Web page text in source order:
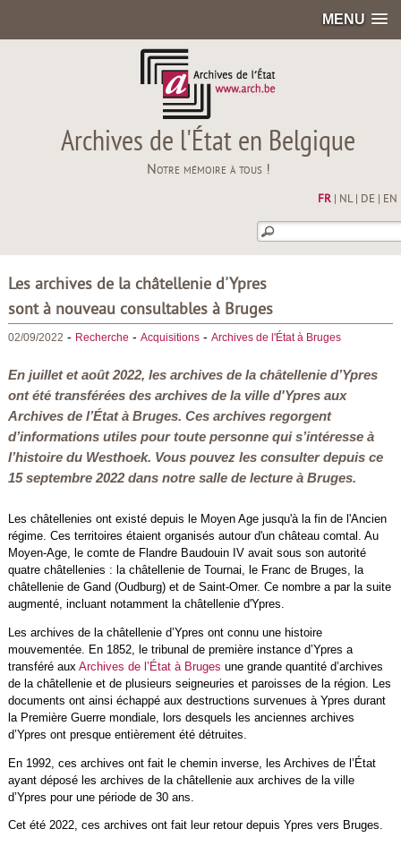
MENU
Archives de l'État en Belgique
Notre mémoire à tous !
FR| NL| DE EN
Les archives de la châtellenie d'Ypres
sont à nouveau consultables à Bruges
02/09/2022 - Recherche - Acquisitions- Archives de l'État à Bruges
En juillet et août 2022, les archives de la châtellenie d’Ypres
ont été transférées des archives de la ville d'Ypres aux
Archives de l’État à Bruges. Ces archives regorgent
d’informations utiles pour toute personne qui s’intéresse à
l’histoire du Westhoek. Vous pouvez les consulter depuis ce
15 septembre 2022 dans notre salle de lecture à Bruges.
Les châtellenies ont existé depuis le Moyen Age jusqu'à la fin de l'Ancien
régime. Ces territoires étaient organisés autour d'un château comtal. Au
Moyen-Age, le comte de Flandre Baudouin IV avait sous son autorité
quatre châtellenies : la châtellenie de Tournai, le Franc de Bruges, la
châtellenie de Gand (Oudburg) et de Saint-Omer. Ce nombre a par la suite
augmenté, incluant notamment la châtellenie d'Ypres.
Les archives de la châtellenie d’Ypres ont connu une histoire
mouvementée. En 1852, le tribunal de première instance d’Ypres a
transféré aux Archives de l’État à Bruges une grande quantité d’archives
de la châtellenie et de plusieurs seigneuries et paroisses de la région. Les
documents ont ainsi échappé aux destructions survenues à Ypres durant
la Première Guerre mondiale, lors desquels les anciennes archives
d’Ypres ont presque entièrement été détruites.
En 1992, ces archives ont fait le chemin inverse, les Archives de l’État
ayant déposé les archives de la châtellenie aux archives de la ville
d’Ypres pour une période de 30 ans.
Cet été 2022, ces archives ont fait leur retour depuis Ypres vers Bruges.